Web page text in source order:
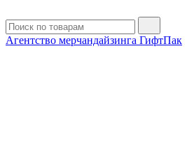
Агентство мерчандайзинга ГифтПак